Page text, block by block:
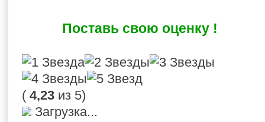
Поставь свою оценку !
( 4,23из 5)
Загрузка...